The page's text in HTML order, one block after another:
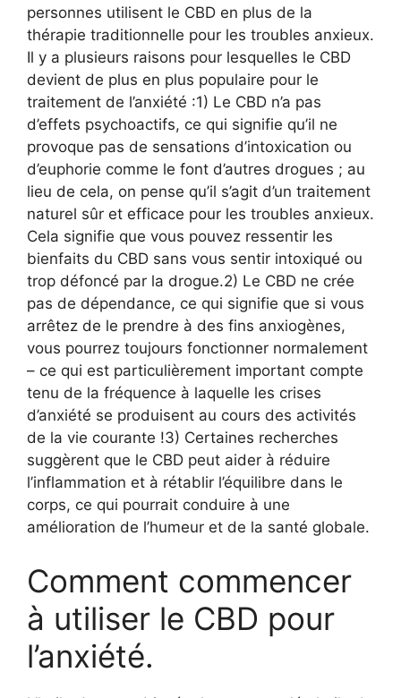
personnes utilisent le CBD en plus de la
thérapie traditionnelle pour les troubles anxieux.
Il y a plusieurs raisons pour lesquelles le CBD
devient de plus en plus populaire pour le
traitement de l’anxiété :1) Le CBD n’a pas
d’effets psychoactifs, ce qui signifie qu’il ne
provoque pas de sensations d’intoxication ou
d’euphorie comme le font d’autres drogues ; au
lieu de cela, on pense qu’il s’agit d’un traitement
naturel sûr et efficace pour les troubles anxieux.
Cela signifie que vous pouvez ressentir les
bienfaits du CBD sans vous sentir intoxiqué ou
trop défoncé par la drogue.2) Le CBD ne crée
pas de dépendance, ce qui signifie que si vous
arrêtez de le prendre à des fins anxiogènes,
vous pourrez toujours fonctionner normalement
– ce qui est particulièrement important compte
tenu de la fréquence à laquelle les crises
d’anxiété se produisent au cours des activités
de la vie courante !3) Certaines recherches
suggèrent que le CBD peut aider à réduire
l’inflammation et à rétablir l’équilibre dans le
corps, ce qui pourrait conduire à une
amélioration de l’humeur et de la santé globale.
Comment commencer
à utiliser le CBD pour
l’anxiété.